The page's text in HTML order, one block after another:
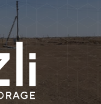
41 МВт
Energy –
поставки
и технологий
и
газа,